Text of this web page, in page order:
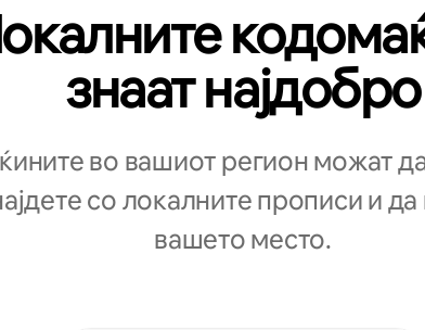
знаат најдобро
во вашиот регион можат
со локалните прописи и да
вашето место.